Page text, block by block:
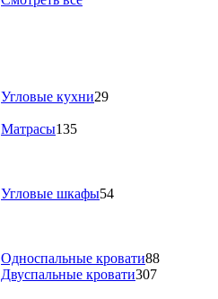
Угловые кухни29
Матрасы135
Угловые шкафы54
Односпальные кровати88
Двуспальные кровати307